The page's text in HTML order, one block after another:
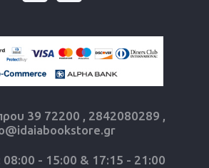
39 72200 , 2842080289 ,
- 15:00 & 17:15 - 21:00